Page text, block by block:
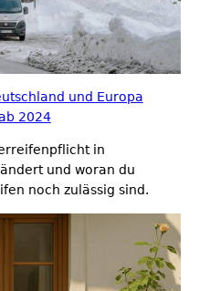
und Europa
2024
in
und woran du
noch zulässig sind.